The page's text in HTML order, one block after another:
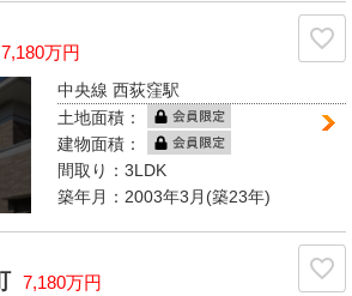
7,180万円
中央線 西荻窪駅
土地面積：
建物面積：
間取り：3LDK
築年月：2003年3月(築23年)
7,180万円